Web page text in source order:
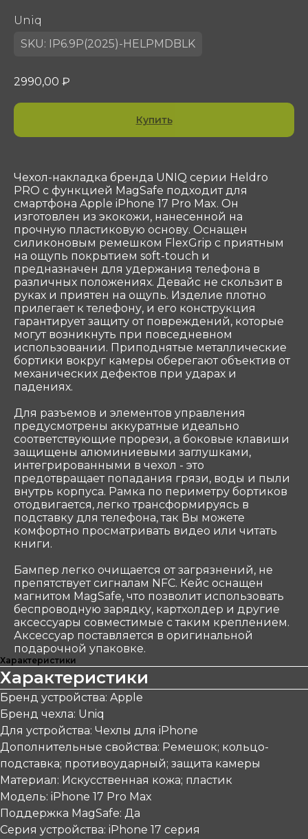
Uniq
SKU: IP6.9P(2025)-HELPMDBLK
2990,00 ₽
Купить
Чехол-накладка бренда UNIQ серии Heldro
PRO с функцией MagSafe подходит для
смартфона Apple iPhone 17 Pro Max. Он
изготовлен из экокожи, нанесенной на
прочную пластиковую основу. Оснащен
силиконовым ремешком FlexGrip с приятным
на ощупь покрытием soft-touch и
предназначен для удержания телефона в
различных положениях. Девайс не скользит в
руках и приятен на ощупь. Изделие плотно
прилегает к телефону, и его конструкция
гарантирует защиту от повреждений, которые
могут возникнуть при повседневном
использовании. Приподнятые металлические
бортики вокруг камеры оберегают объектив от
механических дефектов при ударах и
падениях.
Для разъемов и элементов управления
предусмотрены аккуратные идеально
соответствующие прорези, а боковые клавиши
защищены алюминиевыми заглушками,
интегрированными в чехол - это
предотвращает попадания грязи, воды и пыли
внутрь корпуса. Рамка по периметру бортиков
отодвигается, легко трансформируясь в
подставку для телефона, так Вы можете
комфортно просматривать видео или читать
книги.
Бампер легко очищается от загрязнений, не
препятствует сигналам NFC. Кейс оснащен
магнитом MagSafe, что позволит использовать
беспроводную зарядку, картхолдер и другие
аксессуары совместимые с таким креплением.
Аксессуар поставляется в оригинальной
подарочной упаковке.
Характеристики
Характеристики
Бренд устройства: Apple
Бренд чехла: Uniq
Для устройства: Чехлы для iPhone
Дополнительные свойства: Ремешок; кольцо-
подставка; противоударный; защита камеры
Материал: Искусственная кожа; пластик
Модель: iPhone 17 Pro Max
Поддержка MagSafe: Да
Серия устройства: iPhone 17 серия
ООО «Coтеком» Copyright © 2025 All Rights
Reserved
shop@sotekom.com
Юр. адрес: 119415, Г.Москва, ПР-КТ
ВЕРНАДСКОГО, Д. 39, ЭТ 4 ПОМ I КОМ 37, 38
ОГРН 1047796297768
ИНН 7716506908
КПП 772901001
Служба поддержки
Связаться